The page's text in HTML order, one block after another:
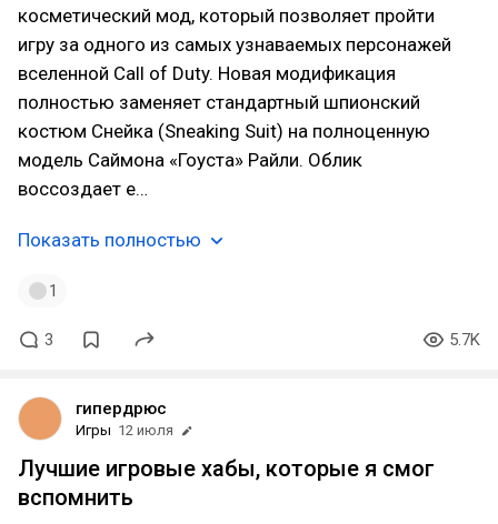
косметический мод, который позволяет пройти
игру за одного из самых узнаваемых персонажей
вселенной Call of Duty. Новая модификация
полностью заменяет стандартный шпионский
костюм Снейка (Sneaking Suit) на полноценную
модель Саймона «Гоуста» Райли. Облик
воссоздает е…
Показать полностью
1
3 5.7K
гипердрюс
Игры 12 июля
Лучшие игровые хабы, которые я смог
вспомнить